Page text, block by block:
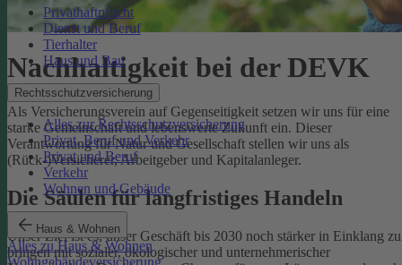
Privathaftpflicht
Dienst und Beruf
Tierhalter
Haus und Bau
Rechtsschutzversicherung
Alles zur Rechtsschutzversicherung
Privat, Beruf und Verkehr
Privat und Beruf
Verkehr
Wohnen und Gebäude
Haus & Wohnen
Alles zu Haus & Wohnen
Wohngebäudeversicherung
Nachhaltigkeit bei der DEVK
Als Versicherungsverein auf Gegenseitigkeit setzen wir uns für eine
starke Gemeinschaft und lebenswerte Zukunft ein. Dieser
Verantwortung für Natur und Gesellschaft stellen wir uns als
(Rück-)Versicherer, Arbeitgeber und Kapitalanleger.
Die Säulen für langfristiges Handeln
Unser Ziel ist es, unser Geschäft bis 2030 noch stärker in Einklang zu
bringen mit sozialer, ökologischer und unternehmerischer